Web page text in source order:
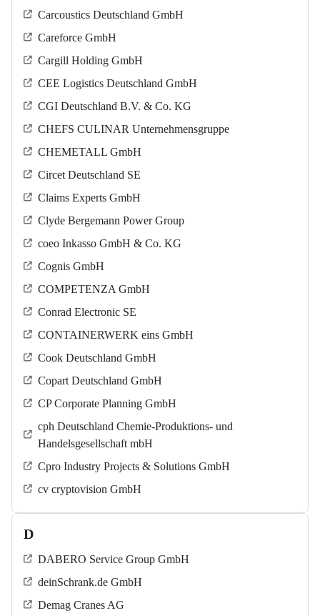
Carcoustics Deutschland GmbH
Careforce GmbH
Cargill Holding GmbH
CEE Logistics Deutschland GmbH
CGI Deutschland B.V. & Co. KG
CHEFS CULINAR Unternehmensgruppe
CHEMETALL GmbH
Circet Deutschland SE
Claims Experts GmbH
Clyde Bergemann Power Group
coeo Inkasso GmbH & Co. KG
Cognis GmbH
COMPETENZA GmbH
Conrad Electronic SE
CONTAINERWERK eins GmbH
Cook Deutschland GmbH
Copart Deutschland GmbH
CP Corporate Planning GmbH
cph Deutschland Chemie-Produktions- und
Handelsgesellschaft mbH
Cpro Industry Projects & Solutions GmbH
cv cryptovision GmbH
D
DABERO Service Group GmbH
deinSchrank.de GmbH
Demag Cranes AG